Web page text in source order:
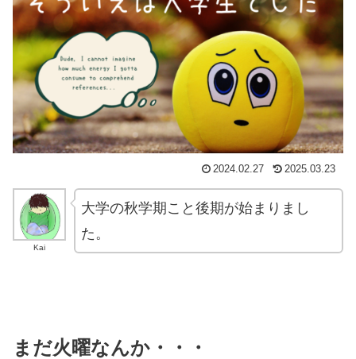
2024.02.27 2025.03.23
Kai
大学の秋学期こと後期が始まりまし
た。
まだ火曜なんか・・・